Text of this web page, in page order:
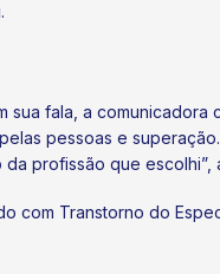
sua fala, a comunicadora
pessoas e
profissão que escolhi”,
Transtorno do